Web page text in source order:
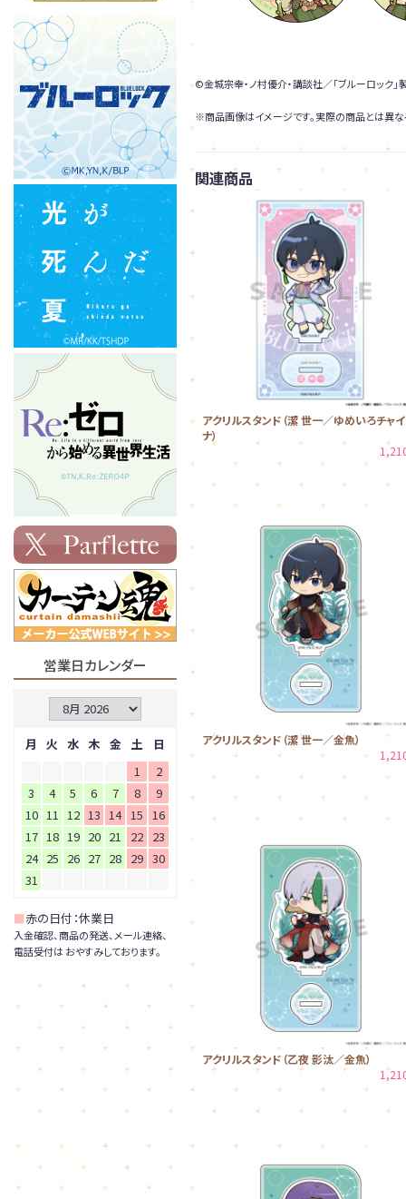
©金城宗幸・ノ村優介・講談社／「ブルーロック」
※商品画像はイメージです。実際の商品とは異な
関連商品
アクリルスタンド（潔 世一／ゆめいろチャイ
ナ）
アクリルスタンド（潔 世一／金魚）
アクリルスタンド（乙夜 影汰／金魚）
営業日カレンダー
月 火 水 木 金 土
日
1
2
3
4 5 6 7 8
9
10 11 12 13 14 15
16
17 18 19 20 21 22 23
24 25 26 27 28 29 30
31
■赤の日付：休業日
入金確認、商品の発送、メール連絡、
電話受付は おやすみしております。